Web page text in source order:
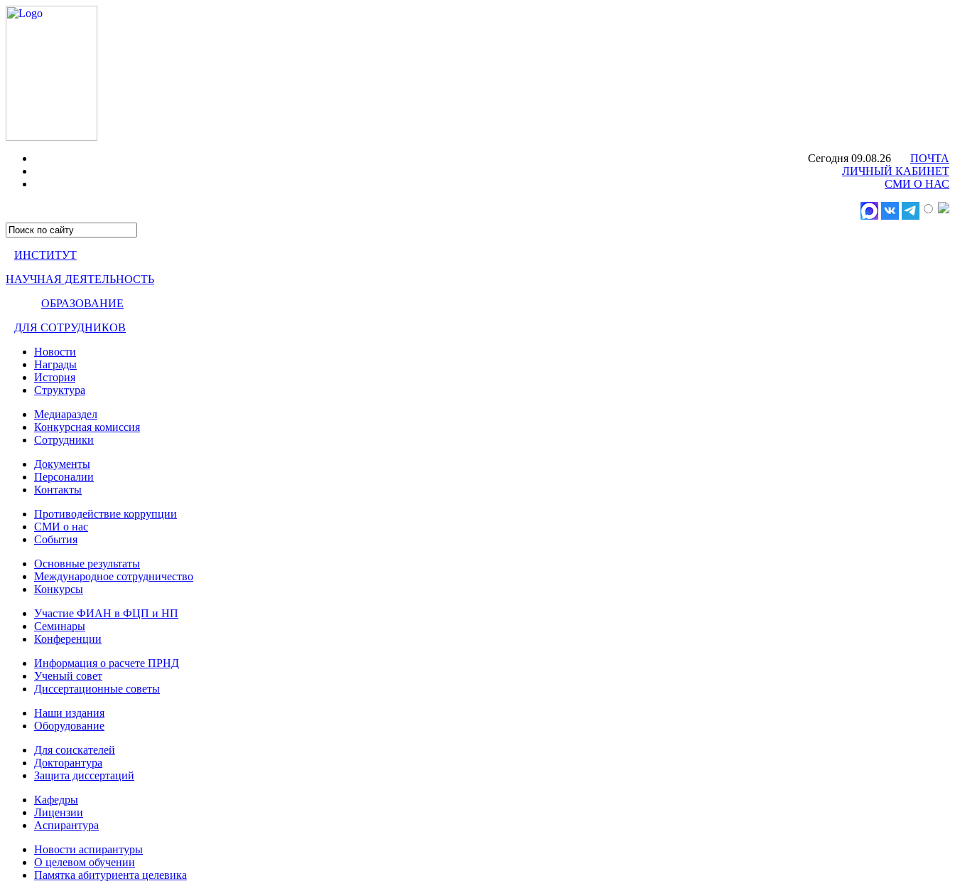
Сегодня 09.08.26
ПОЧТА
ЛИЧНЫЙ КАБИНЕТ
СМИ О НАС
ИНСТИТУТ
НАУЧНАЯ ДЕЯТЕЛЬНОСТЬ
ОБРАЗОВАНИЕ
ДЛЯ СОТРУДНИКОВ
Новости
Награды
История
Структура
Медиараздел
Конкурсная комиссия
Сотрудники
Документы
Персоналии
Контакты
Противодействие коррупции
СМИ о нас
События
Основные результаты
Международное сотрудничество
Конкурсы
Участие ФИАН в ФЦП и НП
Семинары
Конференции
Информация о расчете ПРНД
Ученый совет
Диссертационные советы
Наши издания
Оборудование
Для соискателей
Докторантура
Защита диссертаций
Кафедры
Лицензии
Аспирантура
Новости аспирантуры
О целевом обучении
Памятка абитуриента целевика